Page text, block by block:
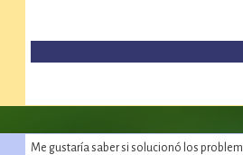
Me gustaría saber si solucionó los